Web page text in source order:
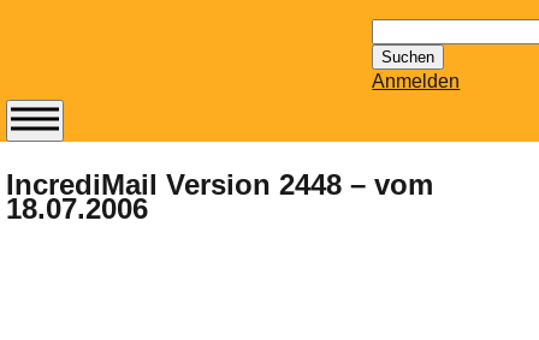
nach:
Anmelden
IncrediMail Version 2448 – vom
18.07.2006
Abonnieren Sie den
14-tägig
erscheinenden